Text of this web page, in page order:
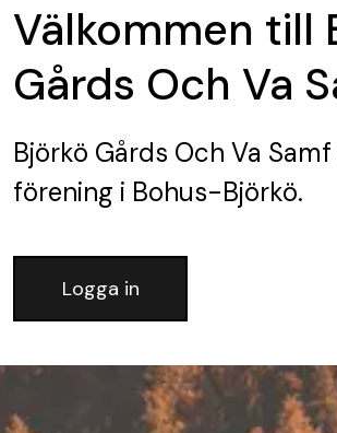
Välkommen till
Gårds Och Va
Björkö Gårds Och Va Samf
förening i Bohus-Björkö.
Logga in